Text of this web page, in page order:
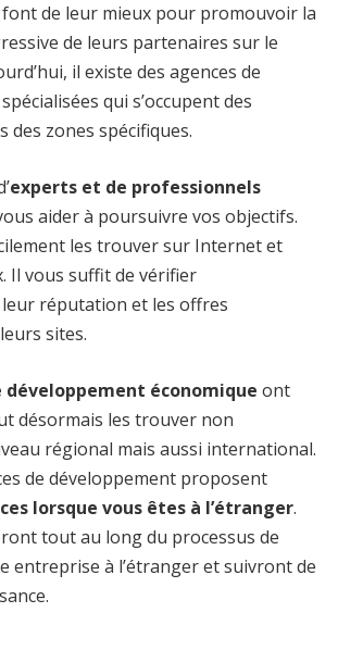
font de leur mieux pour promouvoir la
de leurs partenaires sur le
il existe des agences de
qui s’occupent des
des zones spécifiques.
experts et de professionnels
aider à poursuivre vos objectifs.
les trouver sur Internet et
Il vous suffit de vérifier
réputation et les offres
sites.
développement économique ont
désormais les trouver non
régional mais aussi international.
de développement proposent
lorsque vous êtes à l’étranger.
tout au long du processus de
entreprise à l’étranger et suivront de